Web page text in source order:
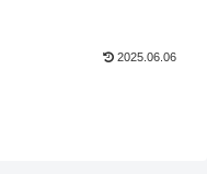
2025.06.06